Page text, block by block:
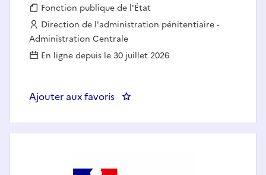
Fonction publique :
Fonction publique de l'État
Employeur :
Direction de l'administration pénitentiaire -
Administration Centrale
En ligne depuis le 30 juillet 2026
Ajouter aux favoris : Adjoint Chef de bureau des